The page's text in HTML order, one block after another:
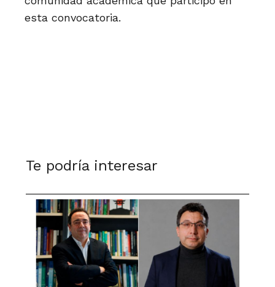
esta convocatoria.
Te podría interesar